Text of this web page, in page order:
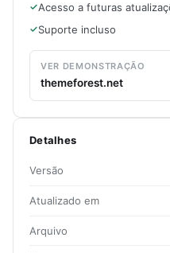
Acesso a futuras
Suporte incluso
VER DEMONSTRAÇÃO
themeforest.net
Detalhes
Versão
Atualizado em
Arquivo